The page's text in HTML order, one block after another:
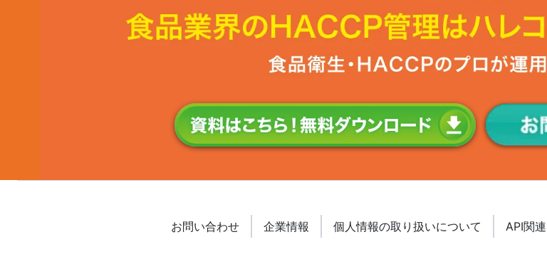
お問い合わせ 企業情報 個人情報の取り扱いについて API関連